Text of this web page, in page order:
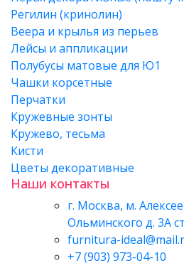
Регилин (кринолин)
Веера и крылья из перьев
Лейсы и аппликации
Полубусы матовые для Ю1
Чашки корсетные
Перчатки
Кружевные зонты
Кружево, тесьма
Кисти
Цветы декоративные
Наши контакты
г. Москва, м.
Ольминского д. 3А
furnitura-
+7 (903) 973-04-10